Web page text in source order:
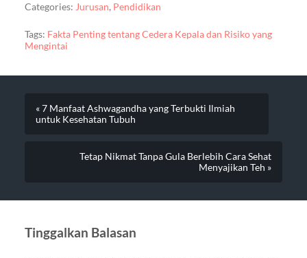
Categories: Jurusan, Pendidikan
Tags: Fakta Penting tentang Cedera Kepala dan Risiko yang
Mengintai
« 7 Manfaat Ashwagandha yang Terbukti Ilmiah
untuk Kesehatan Tubuh
Tetap Nikmat Tanpa Gula Berlebih Cara Sehat
Menyajikan Teh »
Tinggalkan Balasan